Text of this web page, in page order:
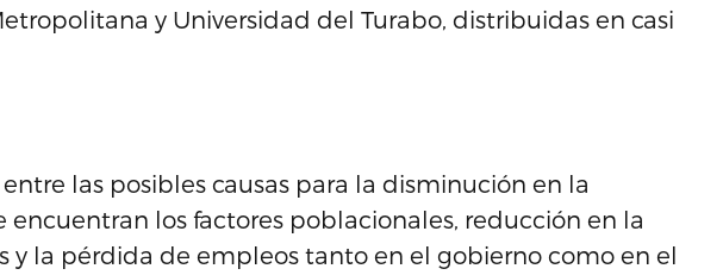
y Universidad del Turabo, distribuidas en casi
las posibles causas para la disminución en la
encuentran los factores poblacionales, reducción en la
y la pérdida de empleos tanto en el gobierno como en el